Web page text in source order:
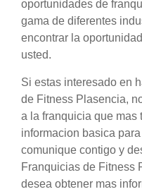
oportunidades de
gama de diferentes
encontrar la
usted.
Si estas interesado en
de Fitness Plasencia,
a la franquicia que mas
informacion basica
comunique contigo y
Franquicias de Fitness
desea obtener mas